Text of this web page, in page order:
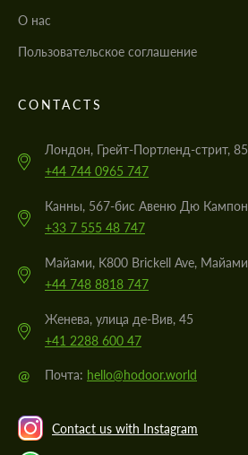
О нас
Пользовательское соглашение
CONTACTS
Лондон, Грейт-Портленд-стрит, 85
+44 744 0965 747
Канны, 567-бис Авеню Дю Кампон
+33 7 555 48 747
Майами, K800 Brickell Ave, Майами
+44 748 8818 747
Женева, улица де-Вив, 45
+41 2288 600 47
@ Почта: hello@hodoor.world
Contact us with Instagram